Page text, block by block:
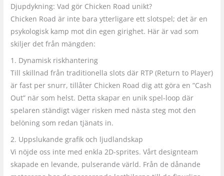
Djupdykning: Vad gör Chicken Road unikt?
Chicken Road är inte bara ytterligare ett slotspel; det är en
psykologisk kamp mot din egen girighet. Här är vad som
skiljer det från mängden:
1. Dynamisk riskhantering
Till skillnad från traditionella slots där RTP (Return to Player)
är fast per snurr, tillåter Chicken Road dig att göra en ”Cash
Out” när som helst. Detta skapar en unik spel-loop där
spelaren ständigt väger risken med nästa steg mot den
belöning som redan tjänats in.
2. Uppslukande grafik och ljudlandskap
Vi nöjde oss inte med enkla 2D-sprites. Vårt designteam
skapade en levande, pulserande värld. Från de dånande